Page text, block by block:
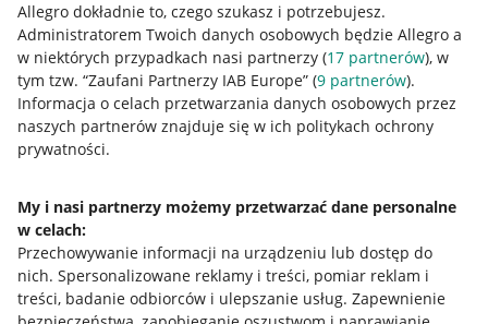
Allegro dokładnie to, czego szukasz i potrzebujesz.
Administratorem Twoich danych osobowych będzie Allegro a
w niektórych przypadkach nasi partnerzy (17 partnerów), w
tym tzw. “Zaufani Partnerzy IAB Europe” (9 partnerów).
Informacja o celach przetwarzania danych osobowych przez
naszych partnerów znajduje się w ich politykach ochrony
prywatności.
My i nasi partnerzy możemy przetwarzać dane personalne
w celach:
Przechowywanie informacji na urządzeniu lub dostęp do
nich. Spersonalizowane reklamy i treści, pomiar reklam i
treści, badanie odbiorców i ulepszanie usług. Zapewnienie
Przydatne informacje
Jak to działa
Allegro Gadane dla sprzedających
Allegro Gadane dla kupujących
Mapa miejscowości